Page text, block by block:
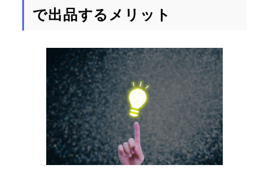
で出品するメリット